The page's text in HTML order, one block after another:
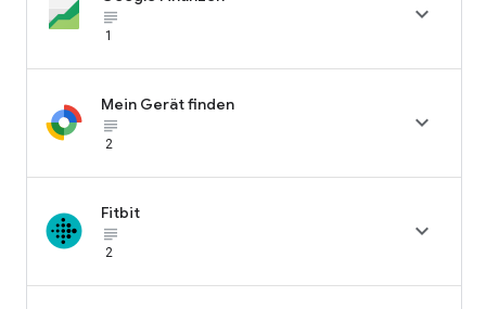
subject_black
1

Mein Gerät finden
subject_black
2

Fitbit
subject_black
2
